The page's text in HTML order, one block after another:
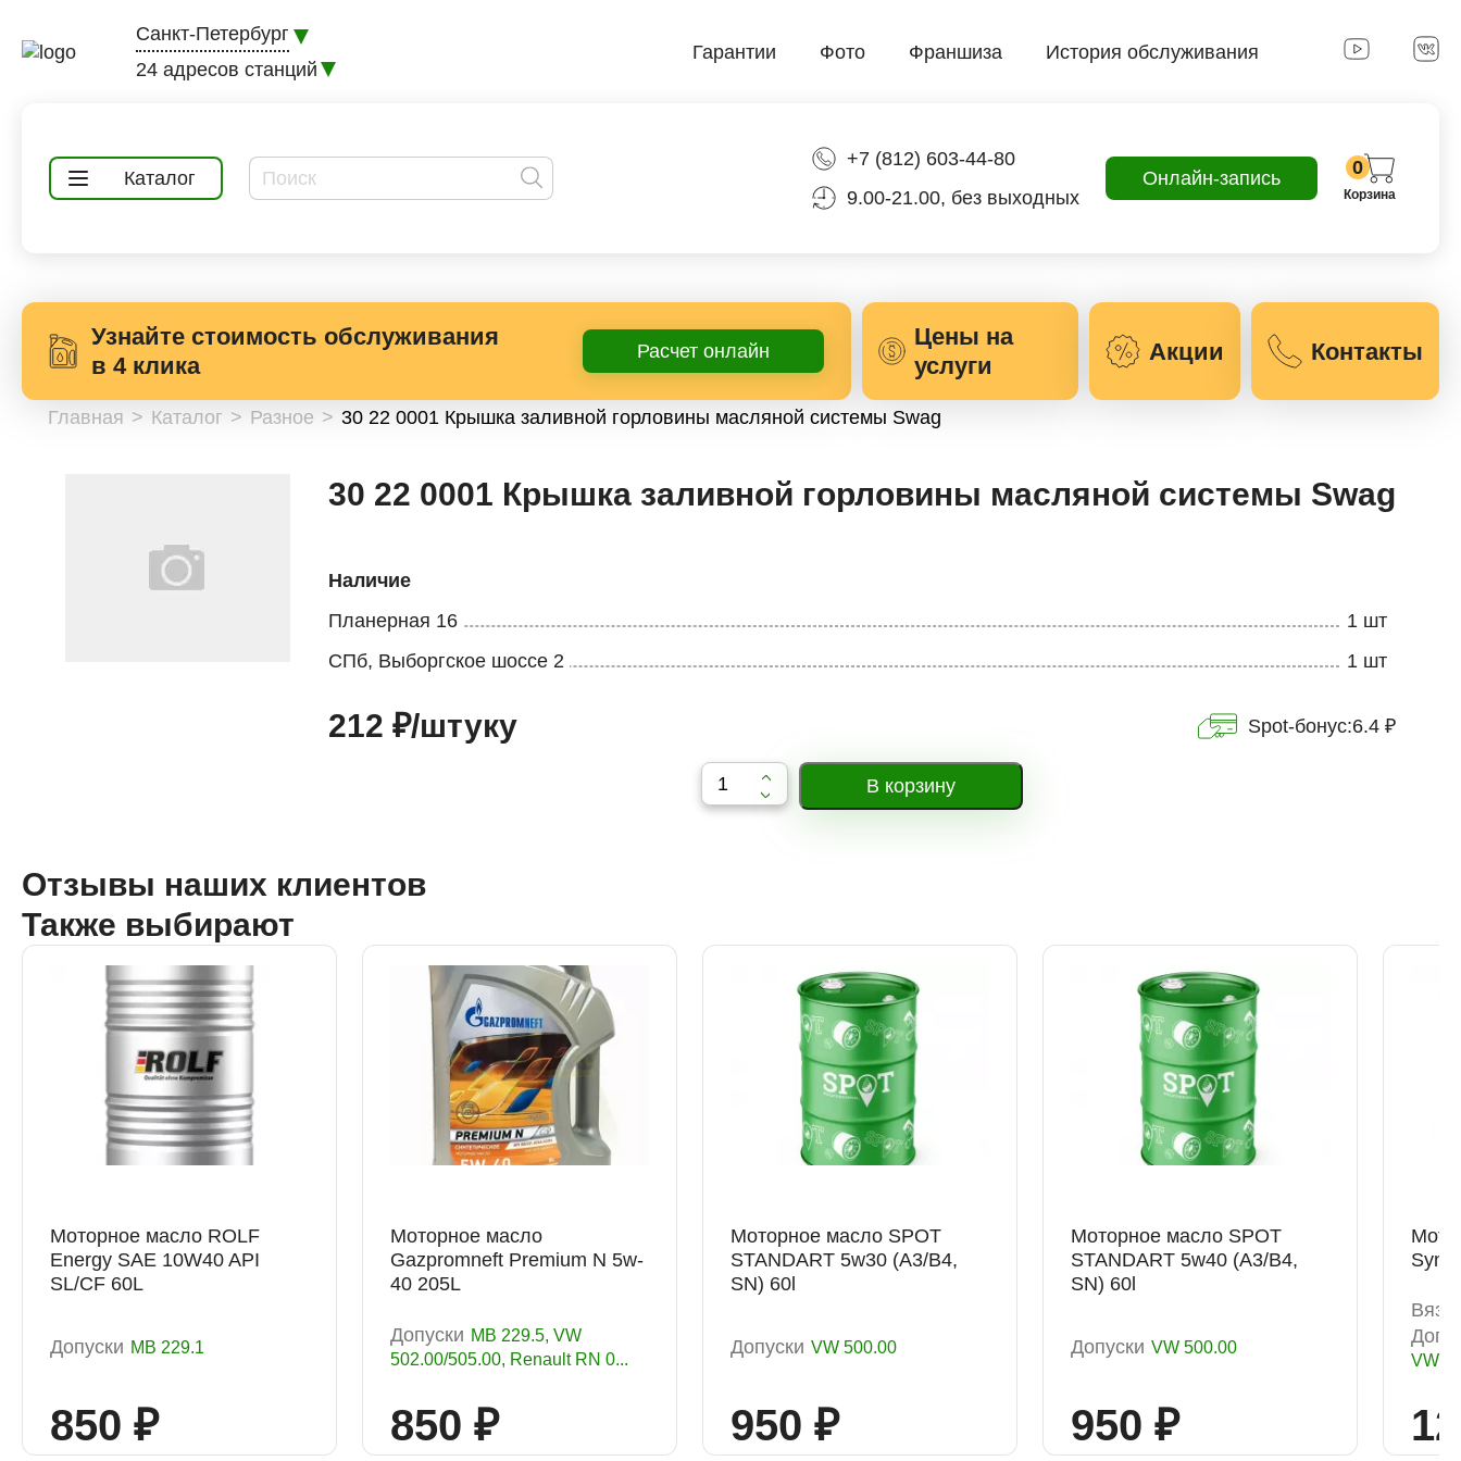
Санкт-Петербург
24 адресов станций
Гарантии Фото Франшиза История обслуживания
Каталог
+7 (812) 603-44-80
9.00-21.00, без выходных
Онлайн-запись 0
Корзина
Узнайте стоимость обслуживания
в 4 клика
Расчет онлайн
Цены на
услуги
Акции Контакты
Главная Каталог Разное 30 22 0001 Крышка заливной горловины масляной системы Swag
30 22 0001 Крышка заливной горловины масляной системы Swag
Наличие
Планерная 16
1 шт
СПб, Выборгское шоссе 2
1 шт
212 ₽/штуку Spot-бонус:6.4 ₽
Отзывы наших клиентов
Также выбирают
Моторное масло ROLF
Energy SAE 10W40 API
SL/CF 60L
Допуски МВ 229.1
850 ₽
Моторное масло
Gazpromneft Premium N 5w-
40 205L
Допуски MB 229.5, VW
502.00/505.00, Renault RN 0...
850 ₽
Моторное масло SPOT
STANDART 5w30 (A3/B4,
SN) 60l
Допуски VW 500.00
950 ₽
Моторное масло SPOT
STANDART 5w40 (A3/B4,
SN) 60l
Допуски VW 500.00
950 ₽
VW